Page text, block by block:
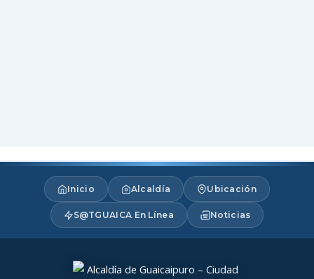
Inicio Alcaldía Ubicación
S@TGUAICA En Línea Noticias